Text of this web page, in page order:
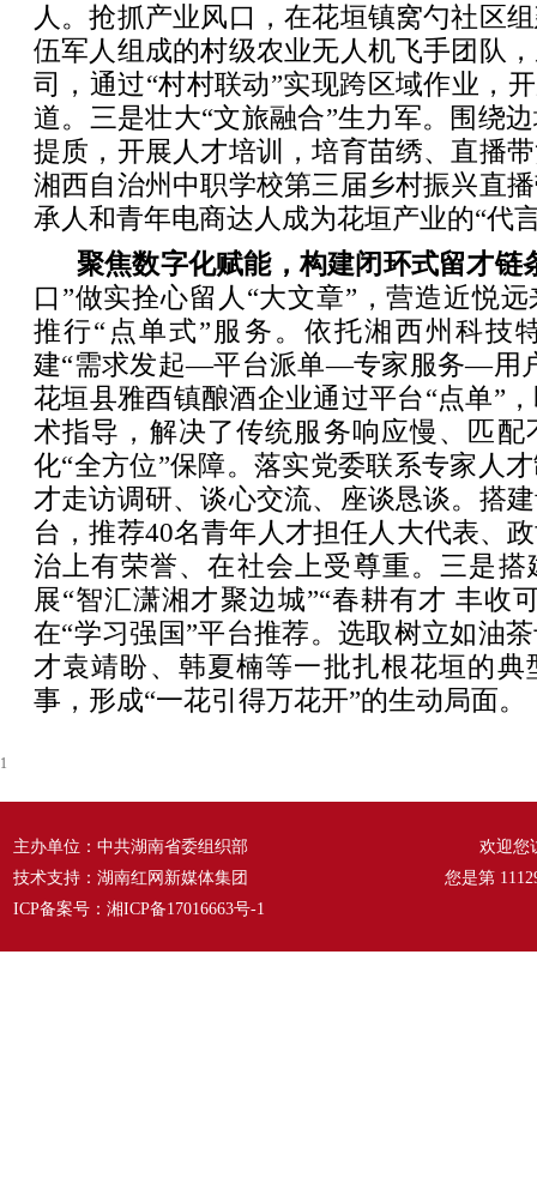
人。抢抓产业风口，在花垣镇窝勺社区
伍军人组成的村级农业无人机飞手团队
司，通过“村村联动”实现跨区域作业，
道。三是壮大“文旅融合”生力军。围绕
提质，开展人才培训，培育苗绣、直播
湘西自治州中职学校第三届乡村振兴直
承人和青年电商达人成为花垣产业的“代
聚焦数字化赋能，构建闭环式留才链
口”做实拴心留人“大文章”，营造近悦
推行“点单式”服务。依托湘西州科技
建“需求发起—平台派单—专家服务—用
花垣县雅酉镇酿酒企业通过平台“点单”
术指导，解决了传统服务响应慢、匹配
化“全方位”保障。落实党委联系专家人
才走访调研、谈心交流、座谈恳谈。搭
台，推荐40名青年人才担任人大代表、
治上有荣誉、在社会上受尊重。三是搭
展“智汇潇湘才聚边城”“春耕有才 丰收
在“学习强国”平台推荐。选取树立如油
才袁靖盼、韩夏楠等一批扎根花垣的典
事，形成“一花引得万花开”的生动局面。
1
主办单位：中共湖南省委组织部
技术支持：湖南红网新媒体集团
ICP备案号： 湘ICP备17016663号-1
欢迎您
您是第